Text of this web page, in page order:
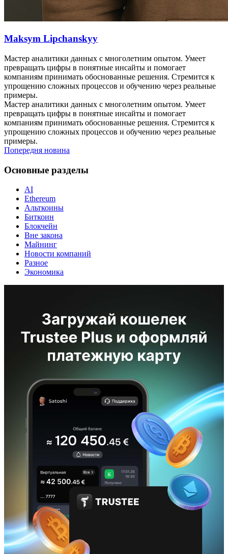
Maksym Lipchanskyy
Мастер аналитики данных с многолетним опытом. Умеет
превращать цифры в понятные инсайты и помогает
компаниям принимать обоснованные решения. Стремится к
упрощению сложных процессов и обучению через реальные
примеры.
Мастер аналитики данных с многолетним опытом. Умеет
превращать цифры в понятные инсайты и помогает
компаниям принимать обоснованные решения. Стремится к
упрощению сложных процессов и обучению через реальные
примеры.
Попередня новина
Основные разделы
AI
Ethereum
Альткоины
Биткоин
Блокчейн
Вне закона
Майнинг
Новости компаний
Разное
Экономика